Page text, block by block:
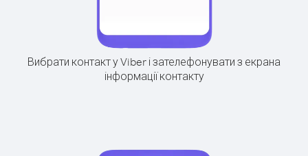
Вибрати контакт у Viber і зателефонувати з екрана
інформації контакту